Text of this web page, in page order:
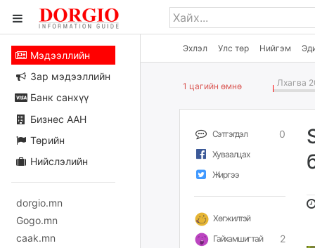
Эхлэл Улс төр Нийгэм
Мэдээллийн
Зар мэдээллийн
Банк санхүү
Бизнес ААН
Төрийн
Нийслэлийн
dorgio.mn
Gogo.mn
caak.mn
1 цагийн өмнө Лхагва
Сэтгэгдэл 0
Хуваалцах
Жиргээ
Хөгжилтэй
Гайхамшигтай
2